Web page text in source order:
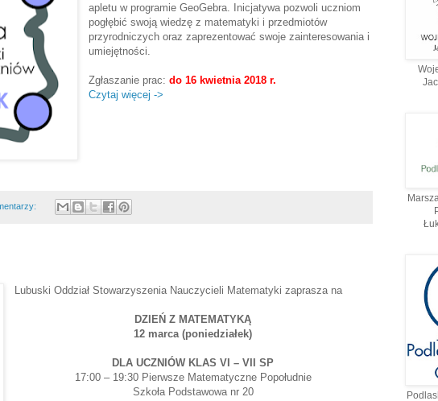
apletu w programie GeoGebra. Inicjatywa pozwoli uczniom
pogłębić swoją wiedzę z matematyki i przedmiotów
przyrodniczych oraz zaprezentować swoje zainteresowania i
umiejętności.
Zgłaszanie prac:do 16 kwietnia 2018 r.
Czytaj więcej ->
Lubuski Oddział Stowarzyszenia Nauczycieli Matematyki zaprasza na
DZIEŃ Z MATEMATYKĄ
12 marca (poniedziałek)
DLA UCZNIÓW KLAS VI – VII SP
17:00 – 19:30 Pierwsze Matematyczne Popołudnie
Szkoła Podstawowa nr 20